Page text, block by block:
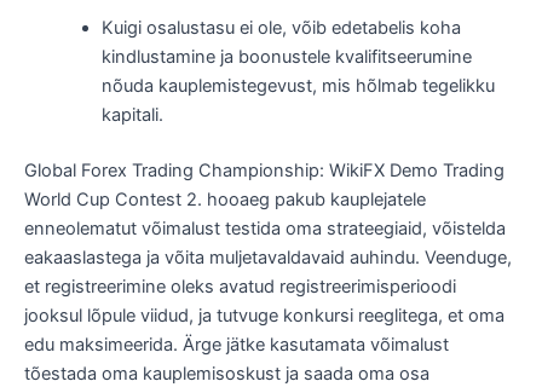
Kuigi osalustasu ei ole, võib edetabelis koha
kindlustamine ja boonustele kvalifitseerumine
nõuda kauplemistegevust, mis hõlmab tegelikku
kapitali.
Global Forex Trading Championship: WikiFX Demo Trading
World Cup Contest 2. hooaeg pakub kauplejatele
enneolematut võimalust testida oma strateegiaid, võistelda
eakaaslastega ja võita muljetavaldavaid auhindu. Veenduge,
et registreerimine oleks avatud registreerimisperioodi
jooksul lõpule viidud, ja tutvuge konkursi reeglitega, et oma
edu maksimeerida. Ärge jätke kasutamata võimalust
tõestada oma kauplemisoskust ja saada oma osa